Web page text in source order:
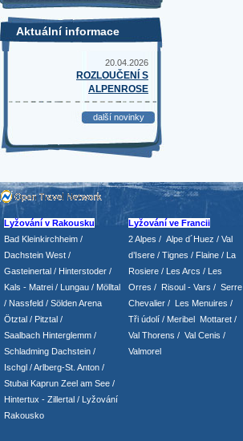
Aktuální informace
20.04.2026
ROZLOUČENÍ S
ALPENROSE
další novinky
Lyžování v Rakousku
Bad Kleinkirchheim /
Dachstein West /
Gasteinertal / Hinterstoder /
Kals - Matrei / Lungau / Mölltal
/ Nassfeld / Sölden Arena
Ötztal / Pitztal /
Saalbach Hinterglemm /
Schladming Dachstein /
Ischgl /Arlberg-St. Anton /
Stubai Kaprun Zeel am See /
Hintertux - Zillertal / Lyžování
Rakousko
Lyžování ve Francii
2 Alpes / Alpe d´Huez / Val
d’Isere / Tignes / Flaine / La
Rosiere / Les Arcs / Les
Orres / Risoul - Vars / Serre
Chevalier / Les Menuires /
Tři údolí / Meribel Mottaret /
Val Thorens / Val Cenis /
Valmorel